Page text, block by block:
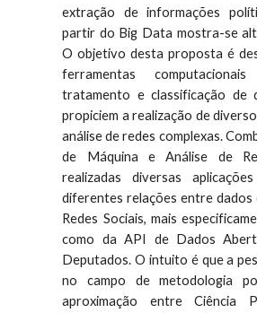
extração de informações
partir do Big Data mostra-se
O objetivo desta proposta é
ferramentas
tratamento e classificação de
propiciem a realização de
análise de redes complexas.
de Máquina e Análise de
realizadas diversas
diferentes relações entre dados
Redes Sociais, mais
como da API de Dados
Deputados. O intuito é que a
no campo de metodologia
aproximação entre Ciência